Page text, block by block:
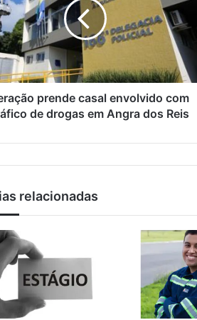
prende casal envolvido com
de drogas em Angra dos Reis
relacionadas